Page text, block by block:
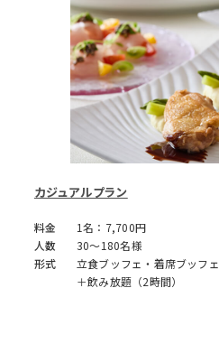
カジュアルプラン
料金
1名：7,700円
人数
30～180名様
形式
立食ブッフェ・着席ブッフェ
＋飲み放題（2時間）